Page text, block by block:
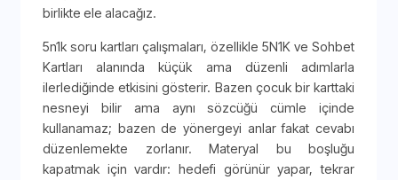
birlikte ele alacağız.
5n1k soru kartları çalışmaları, özellikle 5N1K ve Sohbet
Kartları alanında küçük ama düzenli adımlarla
ilerlediğinde etkisini gösterir. Bazen çocuk bir karttaki
nesneyi bilir ama aynı sözcüğü cümle içinde
kullanamaz; bazen de yönergeyi anlar fakat cevabı
düzenlemekte zorlanır. Materyal bu boşluğu
kapatmak için vardır: hedefi görünür yapar, tekrar